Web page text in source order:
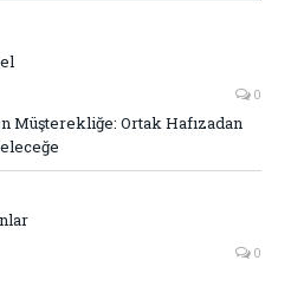
0
Müşterekliğe: Ortak Hafızadan
0